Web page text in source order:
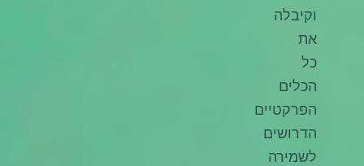
וקיבלה
את
כל
הכלים
הפרקטיים
הדרושים
לשמירה